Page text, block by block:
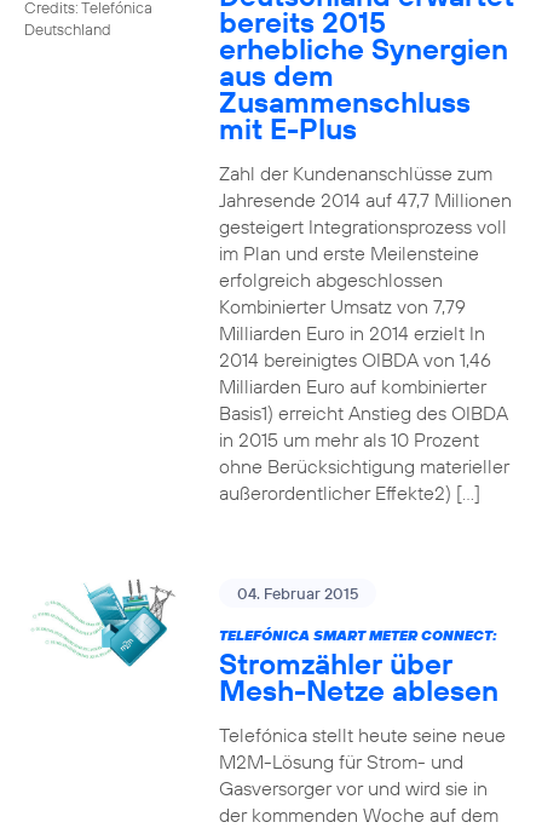
Credits: Telefónica
Deutschland
bereits 2015
erhebliche Synergien
aus dem
Zusammenschluss
mit E-Plus
Zahl der Kundenanschlüsse zum
Jahresende 2014 auf 47,7 Millionen
gesteigert Integrationsprozess voll
im Plan und erste Meilensteine
erfolgreich abgeschlossen
Kombinierter Umsatz von 7,79
Milliarden Euro in 2014 erzielt In
2014 bereinigtes OIBDA von 1,46
Milliarden Euro auf kombinierter
Basis1) erreicht Anstieg des OIBDA
in 2015 um mehr als 10 Prozent
ohne Berücksichtigung materieller
außerordentlicher Effekte2) […]
04. Februar 2015
TELEFÓNICA SMART METER CONNECT:
Stromzähler über
Mesh-Netze ablesen
Telefónica stellt heute seine neue
M2M-Lösung für Strom- und
Gasversorger vor und wird sie in
der kommenden Woche auf dem